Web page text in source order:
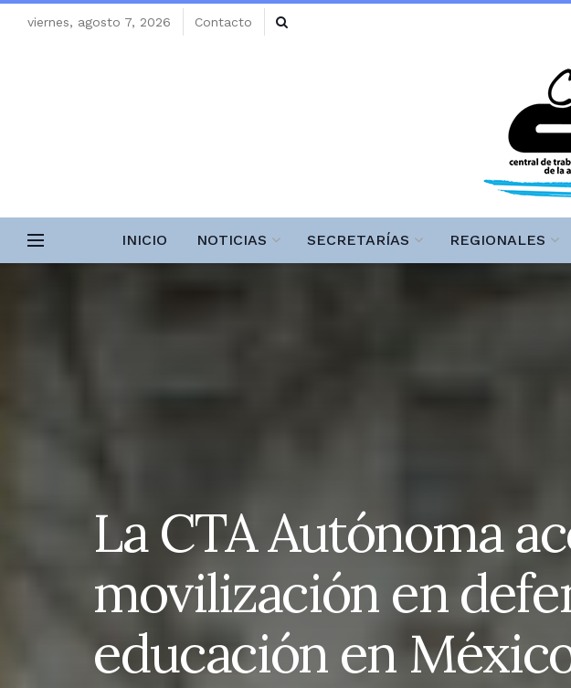
viernes, agosto 7, 2026 Contacto
INICIO NOTICIAS SECRETARÍAS REGIONALES
La CTA Autónoma
movilización en
educación en